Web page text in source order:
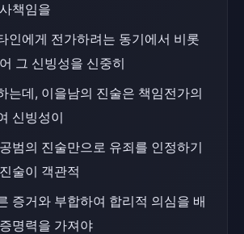
책임을
인에게 전가하려는 동기에서 비롯
그 신빙성을 신중히
는데, 이을남의 진술은 책임전가의
신빙성이
범의 진술만으로 유죄를 인정하기
술이 객관적
증거와 부합하여 합리적 의심을 배
명력을 가져야